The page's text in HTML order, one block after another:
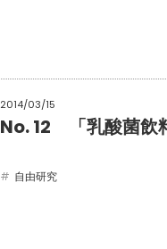
2014/03/15
No. 12 「乳酸菌飲
自由研究